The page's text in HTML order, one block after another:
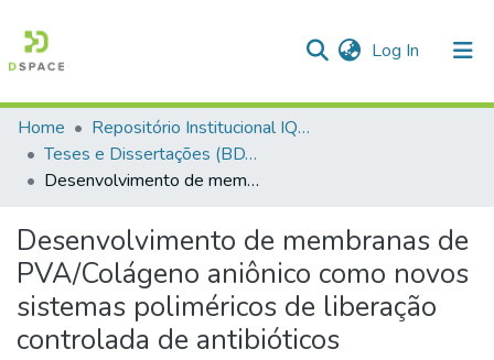
Log In (current)
Communities & Collections
All of DSpace
Statistics
Home
Repositório Institucional IQSC
Teses e Dissertações (BDTD USP)
Desenvolvimento de membranas de PVA/Colágeno aniônico como novos sistemas poliméricos de liberação controlada de antibióticos
Desenvolvimento de membranas de
PVA/Colágeno aniônico como novos
sistemas poliméricos de liberação
controlada de antibióticos